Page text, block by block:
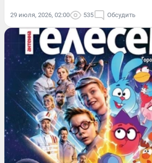
29 июля, 2026, 02:00 535 Обсудить